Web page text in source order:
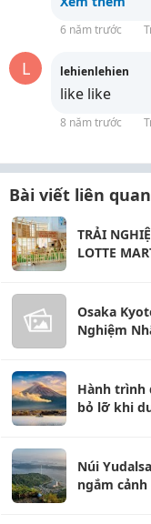
6 năm trước
L lehienlehien
like like
8 năm trước
Bài viết liên quan
TRẢI
LOTTE
Osaka
Nghiệm
Hành trình
bỏ lỡ khi
Núi
ngắm